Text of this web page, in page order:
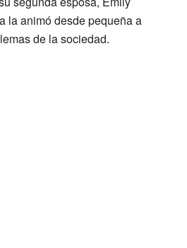
la animó desde pequeña a
de la sociedad.